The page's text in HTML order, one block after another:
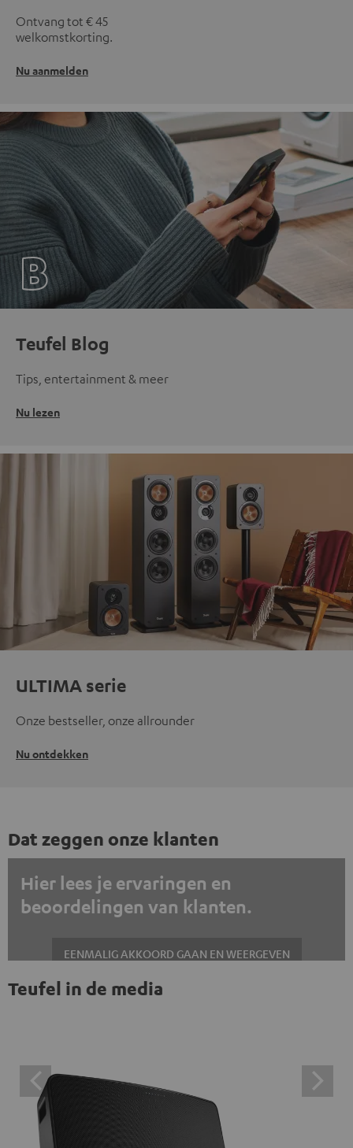
Ontvang tot € 45
welkomstkorting.
Nu aanmelden
Teufel Blog
Tips, entertainment & meer
Nu lezen
ULTIMA serie
Onze bestseller, onze allrounder
Nu ontdekken
Dat zeggen onze klanten
Hier lees je ervaringen en
beoordelingen van klanten.
EENMALIG AKKOORD GAAN EN WEERGEVEN
Altijd externe inhoud weergeven? Schakel dit in de gegevensinstellingen
inhoud te klikken, stem je ermee in dat je de externe
inhoud te zien krijgt. Dit betekent dat persoonlijke
gegevens kunnen worden doorgegeven aan platforms
van derden. Meer informatie hierover vind je in ons
Teufel in de media